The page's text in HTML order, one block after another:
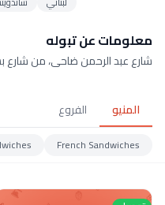
معلومات عن تبوله
شارع عبد الرحمن ضاحى، من شارع
المنيو الفروع
French Sandwiches